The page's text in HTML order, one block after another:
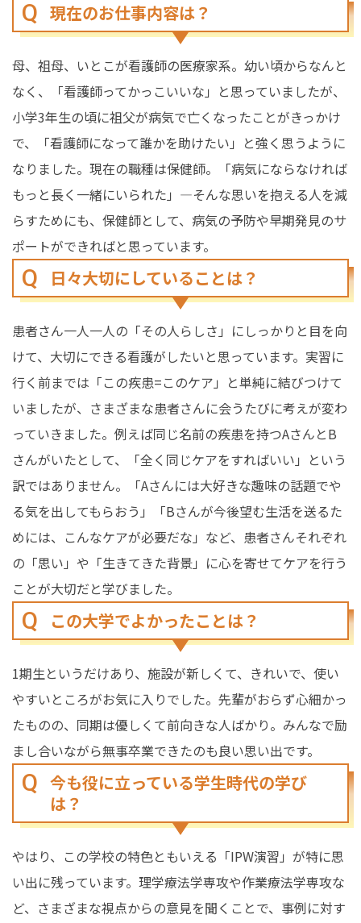
現在のお仕事内容は？
母、祖母、いとこが看護師の医療家系。幼い頃からなんと
なく、「看護師ってかっこいいな」と思っていましたが、
小学3年生の頃に祖父が病気で亡くなったことがきっかけ
で、「看護師になって誰かを助けたい」と強く思うように
なりました。現在の職種は保健師。「病気にならなければ
もっと長く一緒にいられた」―そんな思いを抱える人を減
らすためにも、保健師として、病気の予防や早期発見のサ
ポートができればと思っています。
日々大切にしていることは？
患者さん一人一人の「その人らしさ」にしっかりと目を向
けて、大切にできる看護がしたいと思っています。実習に
行く前までは「この疾患=このケア」と単純に結びつけて
いましたが、さまざまな患者さんに会うたびに考えが変わ
っていきました。例えば同じ名前の疾患を持つAさんとB
さんがいたとして、「全く同じケアをすればいい」という
訳ではありません。「Aさんには大好きな趣味の話題でや
る気を出してもらおう」「Bさんが今後望む生活を送るた
めには、こんなケアが必要だな」など、患者さんそれぞれ
の「思い」や「生きてきた背景」に心を寄せてケアを行う
ことが大切だと学びました。
この大学でよかったことは？
1期生というだけあり、施設が新しくて、きれいで、使い
やすいところがお気に入りでした。先輩がおらず心細かっ
たものの、同期は優しくて前向きな人ばかり。みんなで励
まし合いながら無事卒業できたのも良い思い出です。
今も役に立っている学生時代の学び
は？
やはり、この学校の特色ともいえる「IPW演習」が特に思
い出に残っています。理学療法学専攻や作業療法学専攻な
ど、さまざまな視点からの意見を聞くことで、事例に対す